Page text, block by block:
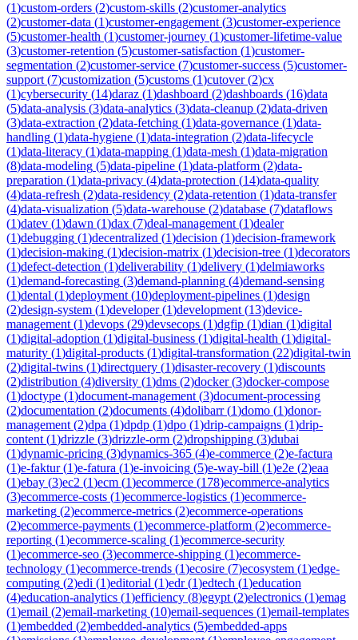
(1)custom-orders (2)custom-skills (2)customer-analytics
(2)customer-data (1)customer-engagement (3)customer-experience
(5)customer-health (1)customer-journey (1)customer-lifetime-value
(3)customer-retention (5)customer-satisfaction (1)customer-
segmentation (2)customer-service (7)customer-success (5)customer-
support (7)customization (5)customs (1)cutover(2)cx
(1)cybersecurity (14)daraz (1)dashboard (2)dashboards (16)data
(5)data-analysis (3)data-analytics (3)data-cleanup (2)data-driven
(3)data-extraction (2)data-fetching (1)data-governance (1)data-
handling (1)data-hygiene (1)data-integration (2)data-lifecycle
(1)data-literacy (1)data-mapping (1)data-mesh (1)data-migration
(8)data-modeling (5)data-pipeline (1)data-platform (2)data-
preparation (1)data-privacy (4)data-protection (14)data-quality
(4)data-refresh (2)data-residency (2)data-retention (1)data-transfer
(4)data-visualization (5)data-warehouse (2)database (7)dataflows
(1)datev (1)dawn (1)dax (7)deal-management (1)dealer
(1)debugging (1)decentralized (1)decision (1)decision-framework
(1)decision-making (1)decision-matrix (1)decision-tree (1)decorators
(1)defect-detection (1)deliverability (1)delivery (1)delmiaworks
(1)demand-forecasting (3)demand-planning (4)demand-sensing
(1)dental (1)deployment (10)deployment-pipelines (1)design
(2)design-system (1)developer(1)development (13)device-
management (1)devops (29)devsecops (1)dgfip (1)dian (1)digital
(1)digital-adoption (1)digital-business (1)digital-health (1)digital-
maturity (1)digital-products (1)digital-transformation (22)digital-twin
(2)digital-twins (1)directquery (1)disaster-recovery (1)discounts
(2)distribution (4)diversity (1)dms (2)docker(3)docker-compose
(1)doctype (1)document-management (3)document-processing
(2)documentation (2)documents (4)dolibarr(1)domo (1)donor-
management (2)dpa (1)dpdp (1)dpo (1)drip-campaigns (1)drip-
content (1)drizzle (3)drizzle-orm (2)dropshipping (3)dubai
(1)dynamic-pricing (3)dynamics-365 (4)e-commerce (2)e-factura
(1)e-faktur(1)e-fatura (1)e-invoicing (5)e-way-bill (1)e2e (2)eaa
(1)ebay (3)ec2 (1)ecm (1)ecommerce (178)ecommerce-analytics
(3)ecommerce-costs (1)ecommerce-logistics (1)ecommerce-
marketing (2)ecommerce-metrics (2)ecommerce-operations
(2)ecommerce-payments (1)ecommerce-platform (2)ecommerce-
reporting (1)ecommerce-scaling (1)ecommerce-security
(1)ecommerce-seo (3)ecommerce-shipping (1)ecommerce-
technology (1)ecommerce-trends (1)ecosire (7)ecosystem (1)edge-
computing (2)edi (1)editorial (1)edr(1)edtech (1)education
(4)education-analytics (1)efficiency (8)egypt (2)electronics (1)emag
(1)email (2)email-marketing (10)email-sequences (1)email-templates
(1)embedded (2)embedded-analytics (5)embedded-apps